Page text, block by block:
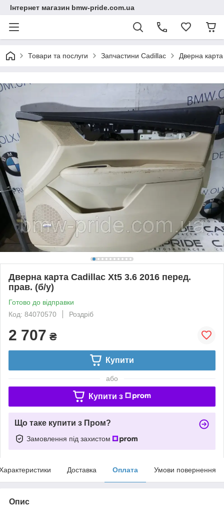
Інтернет магазин bmw-pride.com.ua
Товари та послуги Запчастини Cadillac Дверна
Дверна карта Cadillac Xt5 3.6 2016 перед.
прав. (б/у)
Готово до відправки
Код: 84070570
Роздріб
2 707 ₴
Купити
або
Купити з
Що таке купити з Пром?
Замовлення під захистом
Доставка Оплата Умови повернення
Опис